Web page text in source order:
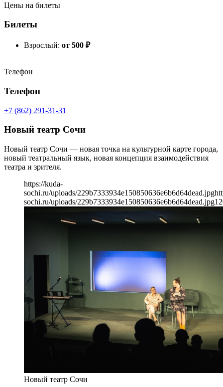
Цены на билеты
Билеты
Взрослый: от 500 ₽
Телефон
Телефон
+7 (862) 291-31-31
Новый театр Сочи
Новый театр Сочи — новая точка на культурной карте города,
новый театральный язык, новая концепция взаимодействия
театра и зрителя.
https://kuda-
sochi.ru/uploads/229b7333934e150850636e6b6d64dead.jpg
sochi.ru/uploads/229b7333934e150850636e6b6d64dead.jpg
Новый театр Сочи